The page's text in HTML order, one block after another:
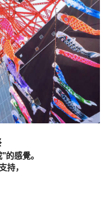
感覺。
持，